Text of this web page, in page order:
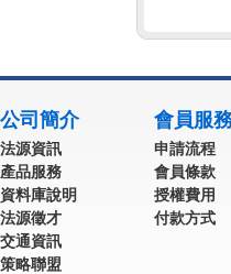
公司簡介
法源資訊
產品服務
資料庫說明
法源徵才
交通資訊
策略聯盟
會員服
申請流程
會員條款
授權費用
付款方式